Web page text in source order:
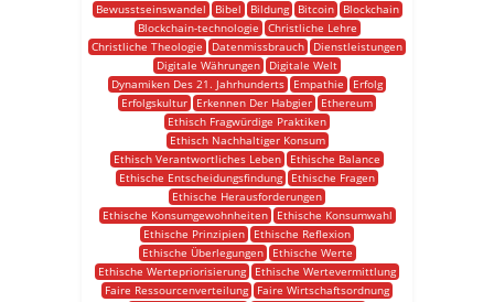
Bewusstseinswandel
Bibel Bildung Bitcoin
Blockchain
Blockchain-technologie
Christliche Lehre
Christliche Theologie
Datenmissbrauch
Dienstleistungen
Digitale Währungen
Digitale Welt
Dynamiken Des 21. Jahrhunderts
Empathie
Erfolg
Erfolgskultur
Erkennen Der Habgier
Ethereum
Ethisch Fragwürdige Praktiken
Ethisch Nachhaltiger Konsum
Ethisch Verantwortliches Leben
Ethische Balance
Ethische Entscheidungsfindung
Ethische Fragen
Ethische Herausforderungen
Ethische Konsumgewohnheiten
Ethische Konsumwahl
Ethische Prinzipien
Ethische Reflexion
Ethische Überlegungen
Ethische Werte
Ethische Wertepriorisierung
Ethische Wertevermittlung
Faire Ressourcenverteilung
Faire Wirtschaftsordnung